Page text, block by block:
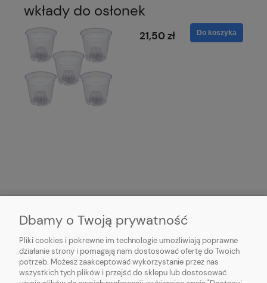
wkłady do osłonek
21,50 zł Do koszyka
HORTICENTER.PL
INFORMACJE ZAKUPOWE
Dbamy o Twoją prywatność
Pliki cookies i pokrewne im technologie umożliwiają poprawne
działanie strony i pomagają nam dostosować ofertę do Twoich
potrzeb. Możesz zaakceptować wykorzystanie przez nas
wszystkich tych plików i przejść do sklepu lub dostosować